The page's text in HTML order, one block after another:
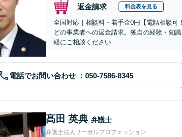
返金請求 料金表を見る
全国対応｜相談料・着手金0円【電話相談
どの事業者への返金請求。独自の経験・知
軽にご相談ください
電話でお問い合わせ
髙田 英典 弁護士
弁護士法人リーガルプロフェッション